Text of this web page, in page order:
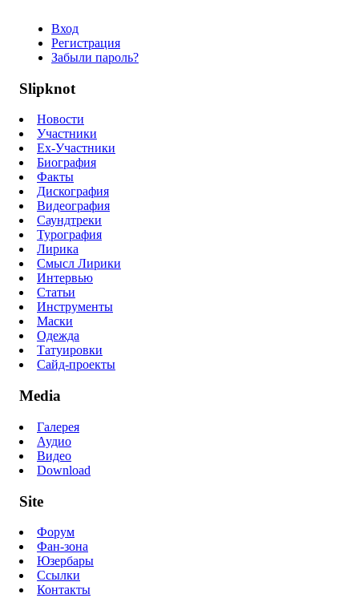
Вход
Регистрация
Забыли пароль?
Slipknot
Новости
Участники
Ex-Участники
Биография
Факты
Дискография
Видеография
Саундтреки
Турография
Лирика
Смысл Лирики
Интервью
Статьи
Инструменты
Маски
Одежда
Татуировки
Сайд-проекты
Media
Галерея
Аудио
Видео
Download
Site
Форум
Фан-зона
Юзербары
Ссылки
Контакты